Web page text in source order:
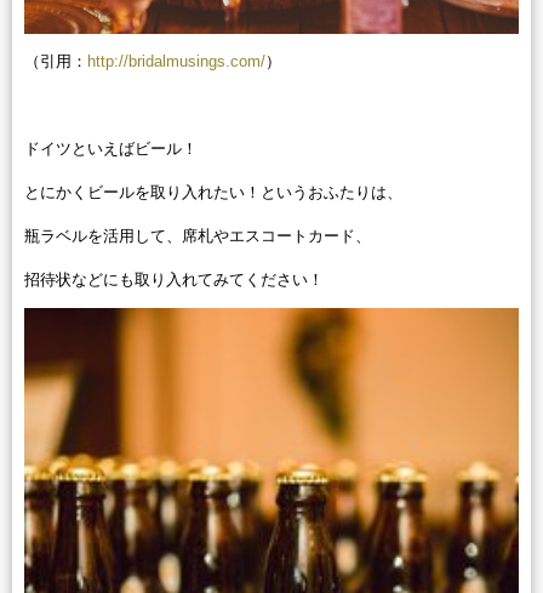
（引用： http://bridalmusings.com/）
ドイツといえばビール！
とにかくビールを取り入れたい！というおふたりは、
瓶ラベルを活用して、席札やエスコートカード、
招待状などにも取り入れてみてください！